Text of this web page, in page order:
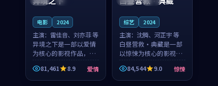
电影 2024
主演： 雷佳音、刘亦菲 等
异境之下是一部以爱情
为核心的影视作品，围
绕危机、反转与人物成
长展开，整体节奏紧
凑，值得推荐观看。
81,461 8.9 爱情
综艺 2024
主演： 沈腾、河正宇 等
白昼营救·典藏是一部
以惊悚为核心的影视作
品，围绕危机、反转与
人物成长展开，整体节
奏紧凑，值得推荐观
84,544 9.0 惊悚